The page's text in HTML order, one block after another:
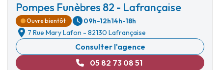
Pompes Funèbres 82 - Lafrançaise
Ouvre bientôt 09h-12h14h-18h
7 Rue Mary Lafon - 82130 Lafrançaise
Consulter l'agence
05 82 73 08 51